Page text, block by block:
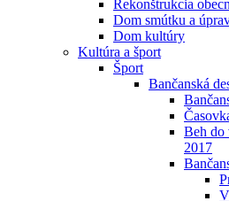
Rekonštrukcia
Dom smútku a
Dom kultúry
Kultúra a šport
Šport
Bančanská
Beh do
2017